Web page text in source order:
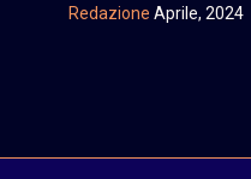
Redazione Aprile, 2024